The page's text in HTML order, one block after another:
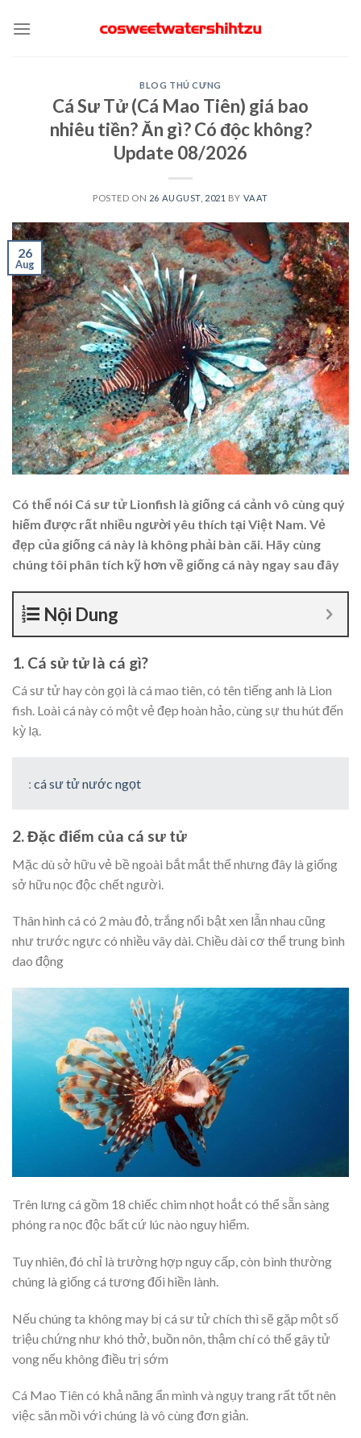
BLOG THÚ CƯNG
Cá Sư Tử (Cá Mao Tiên) giá bao
nhiêu tiền? Ăn gì? Có độc không?
Update 08/2026
POSTED ON 26 AUGUST, 2021 BY VAAT
26
Aug
Có thể nói Cá sư tử Lionfish là giống cá cảnh vô cùng quý
hiếm được rất nhiều người yêu thích tại Việt Nam. Vẻ
đẹp của giống cá này là không phải bàn cãi. Hãy cùng
chúng tôi phân tích kỹ hơn về giống cá này ngay sau đây
Nội Dung
1. Cá sử tử là cá gì?
Cá sư tử hay còn gọi là cá mao tiên, có tên tiếng anh là Lion
fish. Loài cá này có một vẻ đẹp hoàn hảo, cùng sự thu hút đến
kỳ lạ.
: cá sư tử nước ngọt
2. Đặc điểm của cá sư tử
Mặc dù sở hữu vẻ bề ngoài bắt mắt thế nhưng đây là giống
sở hữu nọc độc chết người.
Thân hình cá có 2 màu đỏ, trắng nổi bật xen lẫn nhau cũng
như trước ngực có nhiều vây dài. Chiều dài cơ thể trung bình
dao động
Trên lưng cá gồm 18 chiếc chim nhọt hoắt có thể sẵn sàng
phóng ra nọc độc bất cứ lúc nào nguy hiểm.
Tuy nhiên, đó chỉ là trường hợp nguy cấp, còn bình thường
chúng là giống cá tương đối hiền lành.
Nếu chúng ta không may bị cá sư tử chích thì sẽ gặp một số
triệu chứng như khó thở, buồn nôn, thậm chí có thể gây tử
vong nếu không điều trị sớm
Cá Mao Tiên có khả năng ẩn mình và ngụy trang rất tốt nên
việc săn mồi với chúng là vô cùng đơn giản.